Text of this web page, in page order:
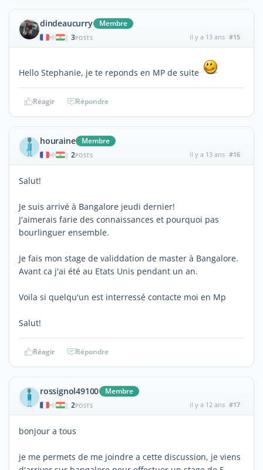
dindeaucurry Membre
| 3POSTS il y a 13 ans #15
Hello Stephanie, je te reponds en MP de suite
Réagir Répondre
houraine Membre
| 2POSTS il y a 13 ans #16
Salut!
Je suis arrivé à Bangalore jeudi dernier!
J'aimerais farie des connaissances et pourquoi pas
bourlinguer ensemble.
Je fais mon stage de validdation de master à Bangalore.
Avant ca j'ai été au Etats Unis pendant un an.
Voila si quelqu'un est interressé contacte moi en Mp
Salut!
Réagir Répondre
rossignol49100 Membre
| 2POSTS il y a 12 ans #17
bonjour a tous
je me permets de me joindre a cette discussion, je viens